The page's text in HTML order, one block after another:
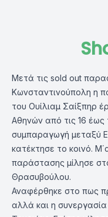
Μετά τις sold out
Κωνσταντινούπολη η
του Ουίλιαμ Σαίξπηρ
Αθηνών από τις 16 έως
συμπαραγωγή μεταξύ
κατέκτησε το κοινό.
παράστασης μίλησε
Θρασυβούλου.
Αναφέρθηκε στο πως
αλλά και η